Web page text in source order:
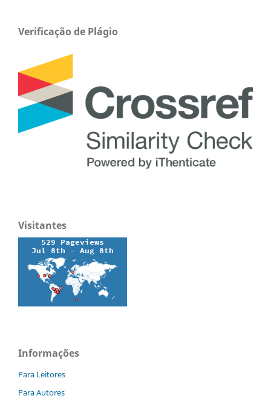
Verificação de Plágio
Visitantes
Informações
Para Leitores
Para Autores